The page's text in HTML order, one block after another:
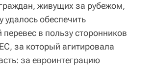
живущих за рубежом,
удалось обеспечить
в пользу сторонников
за который агитировала
за евроинтеграцию